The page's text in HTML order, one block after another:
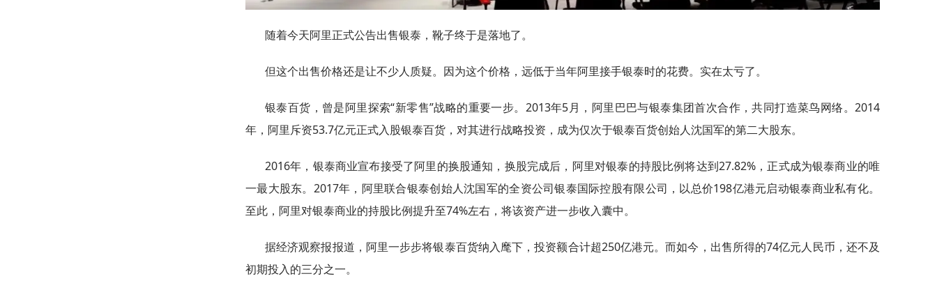
随着今天阿里正式公告出售银泰，靴子终于是落地了。
但这个出售价格还是让不少人质疑。因为这个价格，远低于当年阿里接手银泰时的花费。实在太亏了。
银泰百货，曾是阿里探索“新零售”战略的重要一步。2013年5月，阿里巴巴与银泰集团首次合作，共同打造菜鸟网络。2014
年，阿里斥资53.7亿元正式入股银泰百货，对其进行战略投资，成为仅次于银泰百货创始人沈国军的第二大股东。
2016年，银泰商业宣布接受了阿里的换股通知，换股完成后，阿里对银泰的持股比例将达到27.82%，正式成为银泰商业的唯
一最大股东。2017年，阿里联合银泰创始人沈国军的全资公司银泰国际控股有限公司，以总价198亿港元启动银泰商业私有化。
至此，阿里对银泰商业的持股比例提升至74%左右，将该资产进一步收入囊中。
据经济观察报报道，阿里一步步将银泰百货纳入麾下，投资额合计超250亿港元。而如今，出售所得的74亿元人民币，还不及
初期投入的三分之一。